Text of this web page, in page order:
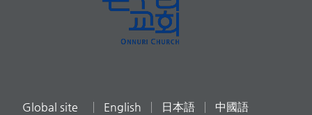
Global site English 日本語 中國語